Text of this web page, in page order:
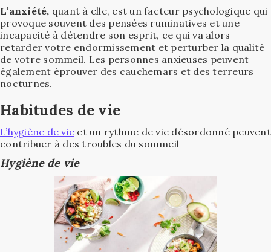
L’anxiété, quant à elle, est un facteur psychologique qui
provoque souvent des pensées ruminatives et une
incapacité à détendre son esprit, ce qui va alors
retarder votre endormissement et perturber la qualité
de votre sommeil. Les personnes anxieuses peuvent
également éprouver des cauchemars et des terreurs
nocturnes.
Habitudes de vie
L’hygiène de vie et un rythme de vie désordonné peuvent
contribuer à des troubles du sommeil
Hygiène de vie